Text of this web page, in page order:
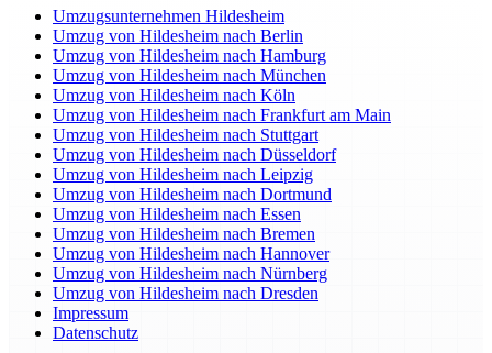
Umzugsunternehmen Hildesheim
Umzug von Hildesheim nach Berlin
Umzug von Hildesheim nach Hamburg
Umzug von Hildesheim nach München
Umzug von Hildesheim nach Köln
Umzug von Hildesheim nach Frankfurt am Main
Umzug von Hildesheim nach Stuttgart
Umzug von Hildesheim nach Düsseldorf
Umzug von Hildesheim nach Leipzig
Umzug von Hildesheim nach Dortmund
Umzug von Hildesheim nach Essen
Umzug von Hildesheim nach Bremen
Umzug von Hildesheim nach Hannover
Umzug von Hildesheim nach Nürnberg
Umzug von Hildesheim nach Dresden
Impressum
Datenschutz